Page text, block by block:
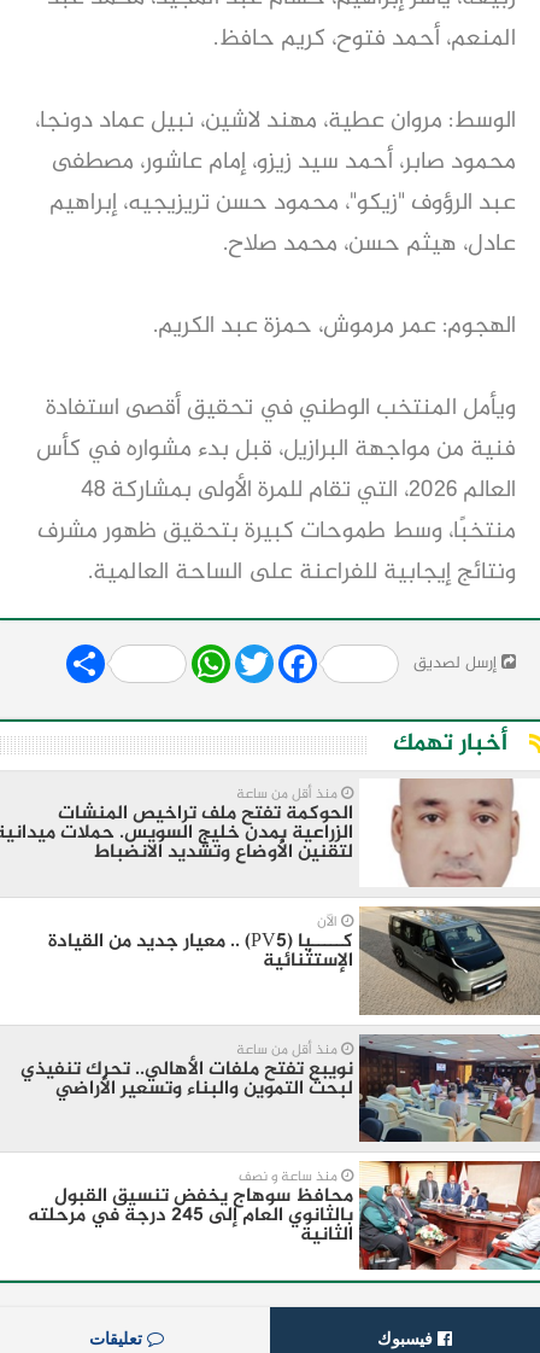
المنعم، أحمد فتوح، كريم حافظ.
الوسط: مروان عطية، مهند لاشين، نبيل عماد دونجا،
محمود صابر، أحمد سيد زيزو، إمام عاشور، مصطفى
عبد الرؤوف "زيكو"، محمود حسن تريزيجيه، إبراهيم
عادل، هيثم حسن، محمد صلاح.
الهجوم: عمر مرموش، حمزة عبد الكريم.
ويأمل المنتخب الوطني في تحقيق أقصى استفادة
فنية من مواجهة البرازيل، قبل بدء مشواره في كأس
العالم 2026، التي تقام للمرة الأولى بمشاركة 48
منتخبًا، وسط طموحات كبيرة بتحقيق ظهور مشرف
ونتائج إيجابية للفراعنة على الساحة العالمية.
إرسل لصديق Share WhatsApp
Twitter Facebook
أخبار تهمك
منذ أقل من ساعة
الحوكمة تفتح ملف تراخيص المنشات
الزراعية بمدن خليج السويس. حملات
لتقنين الأوضاع وتشديد الانضباط
الآن
كـــــيا (PV5) .. معيار جديد من القيادة
الإستثنائية
منذ أقل من ساعة
نويبع تفتح ملفات الأهالي.. تحرك تنفيذي
لبحث التموين والبناء وتسعير الأراضي
منذ ساعة و نصف
محافظ سوهاج يخفض تنسيق القبول
بالثانوي العام إلى 245 درجة في مرحلته
الثانية
فيسبوك تعليقات